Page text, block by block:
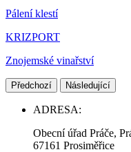
Pálení klestí
KRIZPORT
Znojemské vinařství
Předchozí Následující
ADRESA:
Obecní úřad Práče,
67161 Prosiměřice